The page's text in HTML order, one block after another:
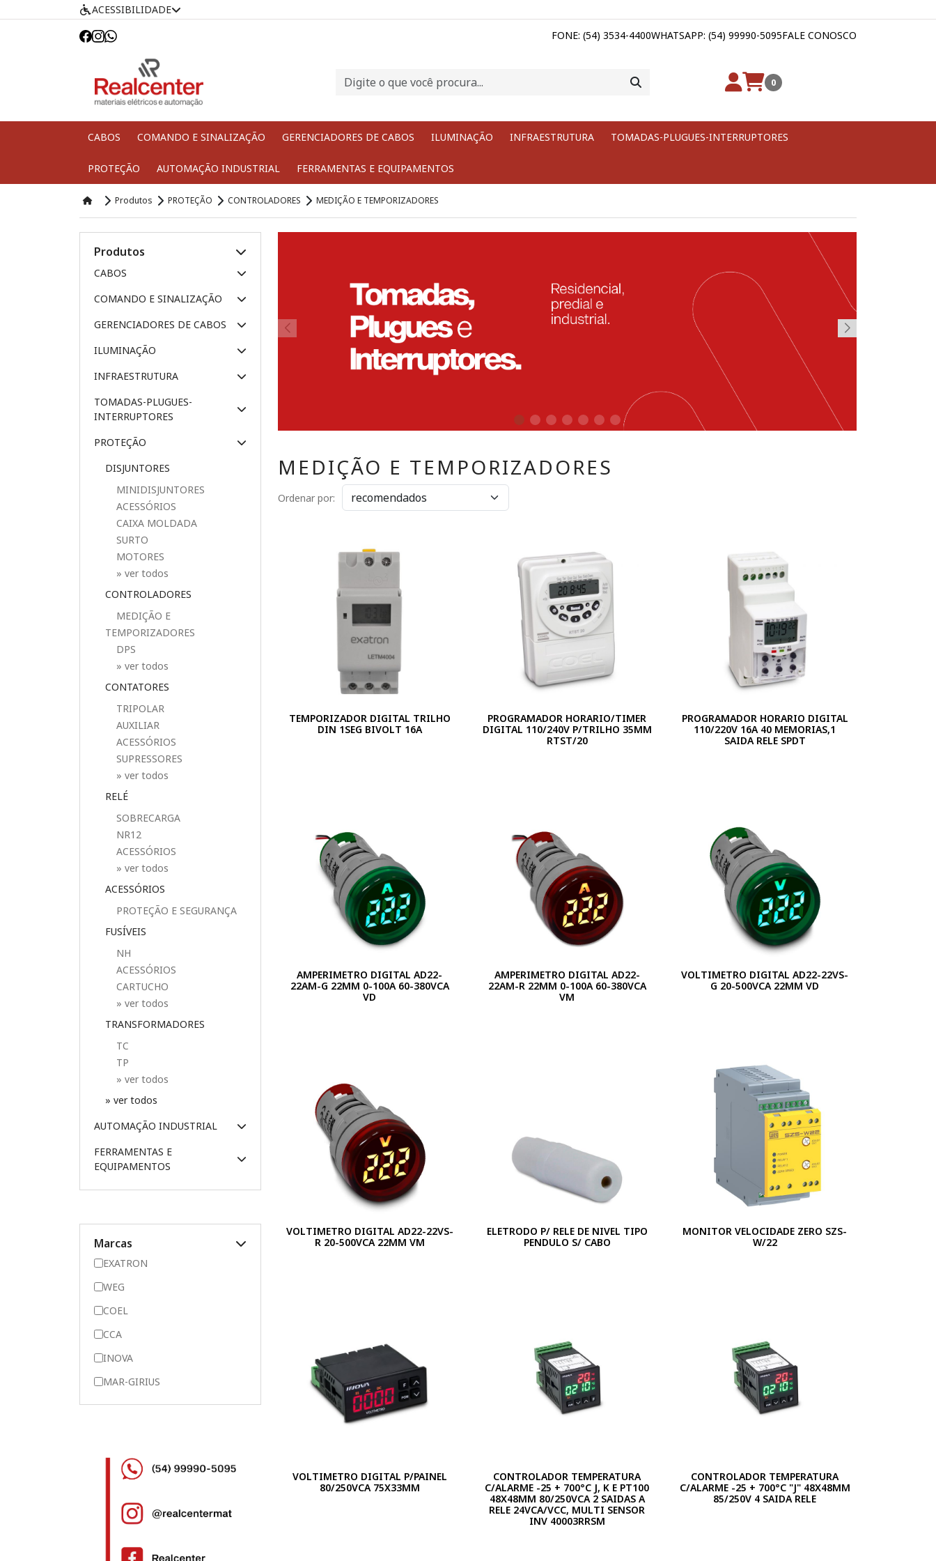
ACESSIBILIDADE
FONE: (54) 3534-4400WHATSAPP: (54) 99990-5095FALE CONOSCO
0
CABOS COMANDO E SINALIZAÇÃO GERENCIADORES DE CABOS ILUMINAÇÃO INFRAESTRUTURA TOMADAS-PLUGUES-INTERRUPTORES
PROTEÇÃO AUTOMAÇÃO INDUSTRIAL FERRAMENTAS E EQUIPAMENTOS
Produtos PROTEÇÃO CONTROLADORES MEDIÇÃO E TEMPORIZADORES
Produtos
CABOS
COMANDO E SINALIZAÇÃO
GERENCIADORES DE CABOS
ILUMINAÇÃO
INFRAESTRUTURA
TOMADAS-PLUGUES-
INTERRUPTORES
PROTEÇÃO
DISJUNTORES
MINIDISJUNTORES
ACESSÓRIOS
CAIXA MOLDADA
SURTO
MOTORES
» ver todos
CONTROLADORES
MEDIÇÃO E
TEMPORIZADORES
DPS
» ver todos
CONTATORES
TRIPOLAR
AUXILIAR
ACESSÓRIOS
SUPRESSORES
» ver todos
RELÉ
SOBRECARGA
NR12
ACESSÓRIOS
» ver todos
ACESSÓRIOS
PROTEÇÃO E SEGURANÇA
FUSÍVEIS
NH
ACESSÓRIOS
CARTUCHO
» ver todos
TRANSFORMADORES
TC
TP
» ver todos
» ver todos
AUTOMAÇÃO INDUSTRIAL
FERRAMENTAS E
EQUIPAMENTOS
Marcas
EXATRON
WEG
COEL
CCA
INOVA
MAR-GIRIUS
MEDIÇÃO E TEMPORIZADORES
Ordenar por:
TEMPORIZADOR DIGITAL TRILHO
DIN 1SEG BIVOLT 16A
PROGRAMADOR HORARIO/TIMER
DIGITAL 110/240V P/TRILHO 35MM
RTST/20
PROGRAMADOR HORARIO DIGITAL
110/220V 16A 40 MEMORIAS,1
SAIDA RELE SPDT
AMPERIMETRO DIGITAL AD22-
22AM-G 22MM 0-100A 60-380VCA
VD
AMPERIMETRO DIGITAL AD22-
22AM-R 22MM 0-100A 60-380VCA
VM
VOLTIMETRO DIGITAL AD22-22VS-
G 20-500VCA 22MM VD
VOLTIMETRO DIGITAL AD22-22VS-
R 20-500VCA 22MM VM
ELETRODO P/ RELE DE NIVEL TIPO
PENDULO S/ CABO
MONITOR VELOCIDADE ZERO SZS-
W/22
VOLTIMETRO DIGITAL P/PAINEL
80/250VCA 75X33MM
CONTROLADOR TEMPERATURA
C/ALARME -25 + 700°C J, K E PT100
48X48MM 80/250VCA 2 SAIDAS A
RELE 24VCA/VCC, MULTI SENSOR
INV 40003RRSM
CONTROLADOR TEMPERATURA
C/ALARME -25 + 700°C "J" 48X48MM
85/250V 4 SAIDA RELE